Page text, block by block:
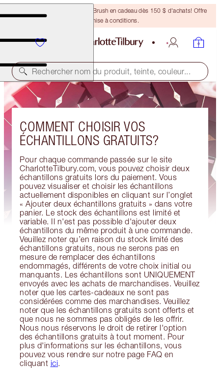
Recevez un pinceau Bronzing Brush en cadeau dès 150 $ d'achats! Offre
soumise à conditions.
Rechercher nom du produit, teinte, couleur...
COMMENT CHOISIR VOS
ÉCHANTILLONS GRATUITS?
Pour chaque commande passée sur le site
CharlotteTilbury.com, vous pouvez choisir deux
échantillons gratuits lors du paiement. Vous
pouvez visualiser et choisir les échantillons
actuellement disponibles en cliquant sur l’onglet
« Ajouter deux échantillons gratuits » dans votre
panier. Le stock des échantillons est limité et
variable. Il n'est pas possible d'ajouter deux
échantillons du même produit à une commande.
Veuillez noter qu’en raison du stock limité des
échantillons gratuits, nous ne serons pas en
mesure de remplacer des échantillons
endommagés, différents de votre choix initial ou
manquants. Les échantillons sont UNIQUEMENT
envoyés avec les achats de marchandises. Veuillez
noter que les cartes-cadeaux ne sont pas
considérées comme des marchandises. Veuillez
noter que les échantillons gratuits sont offerts et
que nous ne sommes pas obligés de les offrir.
Nous nous réservons le droit de retirer l'option
des échantillons gratuits à tout moment. Pour
plus d'informations sur les échantillons, vous
pouvez vous rendre sur notre page FAQ en
cliquant ici.